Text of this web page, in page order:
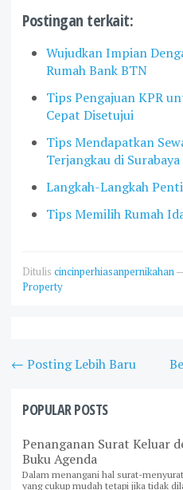
Postingan terkait:
Wujudkan Impian
Rumah Bank BTN
Tips Pengajuan KPR
Cepat Disetujui
Tips Mendapatkan
Terjangkau di Surabaya
Langkah-Langkah
Tips Memilih Rumah
Ditulis cincinperhiasanpernikahan
Property
← Posting Lebih Baru
POPULAR POSTS
Penanganan Surat Keluar
Buku Agenda
Dalam menangani hal surat-
yang cukup mudah tetapi jika tidak